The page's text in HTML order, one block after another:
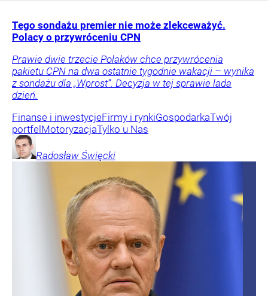
Tego sondażu premier nie może zlekceważyć.
Polacy o przywróceniu CPN
Prawie dwie trzecie Polaków chce przywrócenia
pakietu CPN na dwa ostatnie tygodnie wakacji – wynika
z sondażu dla „Wprost”. Decyzja w tej sprawie lada
dzień.
Finanse i inwestycjeFirmy i rynkiGospodarkaTwój
portfel MotoryzacjaTylko u Nas
Radosław Święcki